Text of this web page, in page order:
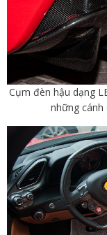
Cụm đèn hậu dạng
những